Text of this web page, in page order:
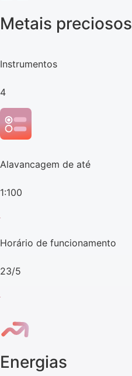
Metais preciosos
Instrumentos
4
Alavancagem de até
1:100
Horário de funcionamento
23/5
Energias